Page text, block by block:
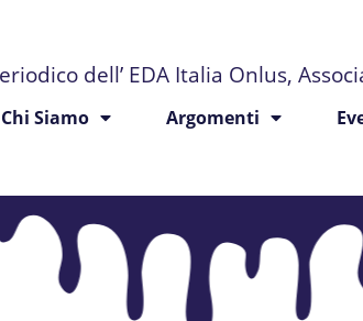
dell’ EDA Italia Onlus,
Chi Siamo Argomenti